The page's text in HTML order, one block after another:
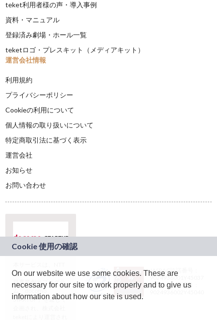
teket利用者様の声・導入事例
資料・マニュアル
登録済み劇場・ホール一覧
teketロゴ・プレスキット（メディアキット）
運営会社情報
利用規約
プライバシーポリシー
Cookieの利用について
個人情報の取り扱いについて
特定商取引法に基づく表示
運営会社
お知らせ
お問い合わせ
ドコモグループの新
規事業創出プログラ
ム「docomo
STARTUP」を通じて
JASRAC許諾番号：
9024936001Y45037
JASRAC許諾番号：
On our website we use some cookies. These are
necessary for our site to work properly and to give us
information about how our site is used.